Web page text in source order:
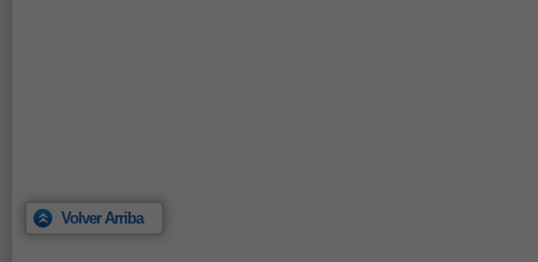
Volver Arriba